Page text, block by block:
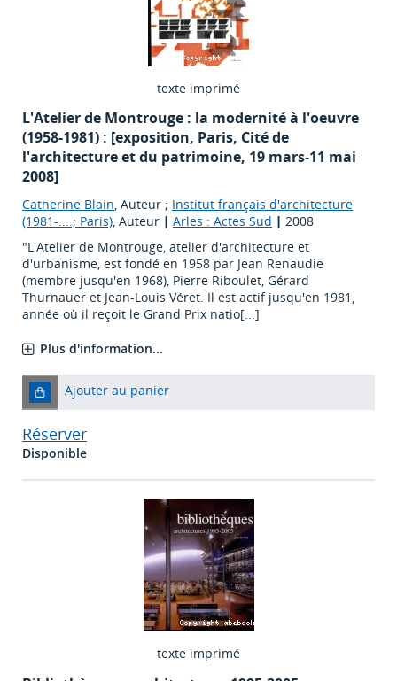
texte imprimé
L'Atelier de Montrouge : la modernité à l'oeuvre
(1958-1981) : [exposition, Paris, Cité de
l'architecture et du patrimoine, 19 mars-11 mai
2008]
Catherine Blain, Auteur ; Institut français d'architecture
(1981-....; Paris), Auteur | Arles : Actes Sud | 2008
"L'Atelier de Montrouge, atelier d'architecture et
d'urbanisme, est fondé en 1958 par Jean Renaudie
(membre jusqu'en 1968), Pierre Riboulet, Gérard
Thurnauer et Jean-Louis Véret. Il est actif jusqu'en 1981,
année où il reçoit le Grand Prix natio[...]
Plus d'information...
Ajouter au panier
Réserver
Disponible
texte imprimé